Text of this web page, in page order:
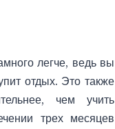
легче, ведь вы
отдых. Это также
чем учить
трех месяцев